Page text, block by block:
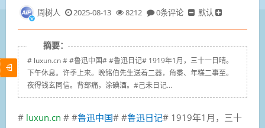
周树人 2025-08-13 8212 0条评论 默认
摘要：
# luxun.cn # #鲁迅中国# #鲁迅日记# 1919年1月，三十一日晴。
下午休息。许季上来。晚铭伯先生送着二器，角黍、年糕二事至。
夜得钱玄同信。背部痛，涂碘酒。#己未日记...
# luxun.cn # #鲁迅中国# #鲁迅日记# 1919年1月，三十